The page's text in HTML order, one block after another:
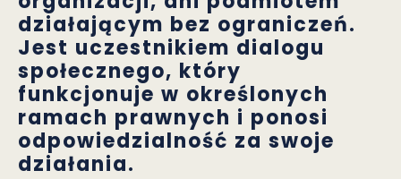
działającym bez ograniczeń.
Jest uczestnikiem dialogu
społecznego, który
funkcjonuje w określonych
ramach prawnych i ponosi
odpowiedzialność za swoje
działania.